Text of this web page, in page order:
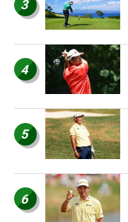
3
4
5
6